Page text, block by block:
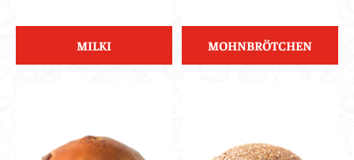
MILKI MOHNBRÖTCHEN